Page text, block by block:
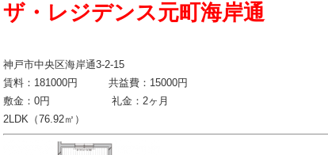
ザ・レジデンス元町海岸通
神戸市中央区海岸通3-2-15
賃料：181000円 共益費：15000円
敷金：0円 礼金：2ヶ月
2LDK（76.92㎡）